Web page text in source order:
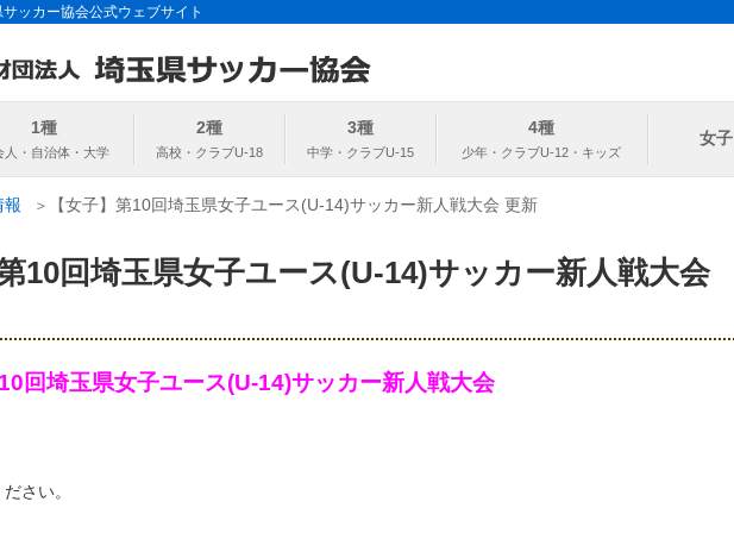
ッカー協会公式ウェブサイト
ッカー協会
1種 2種 3種 4種
女子
報 【女子】第10回埼玉県女子ユース(U-14)サッカー新人戦大会 更新
第10回埼玉県女子ユース(U-14)サッカー新人戦大会
回埼玉県女子ユース(U-14)サッカー新人戦大会
さい。